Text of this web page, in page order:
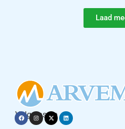
Laad
Volg ons op